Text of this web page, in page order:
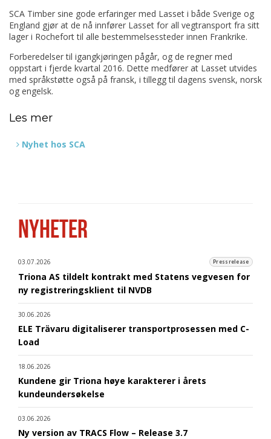
SCA Timber sine gode erfaringer med Lasset i både Sverige og
England gjør at de nå innfører Lasset for all vegtransport fra sitt
lager i Rochefort til alle bestemmelsessteder innen Frankrike.
Forberedelser til igangkjøringen pågår, og de regner med
oppstart i fjerde kvartal 2016. Dette medfører at Lasset utvides
med språkstøtte også på fransk, i tillegg til dagens svensk, norsk
og engelsk.
Les mer
Nyhet hos SCA
NYHETER
03.07.2026 Pressrelease
Triona AS tildelt kontrakt med Statens vegvesen for
ny registreringsklient til NVDB
30.06.2026
ELE Trävaru digitaliserer transportprosessen med C-
Load
18.06.2026
Kundene gir Triona høye karakterer i årets
kundeundersøkelse
03.06.2026
Ny version av TRACS Flow – Release 3.7